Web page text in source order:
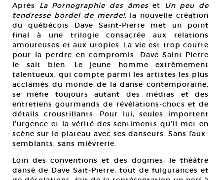
Après La Pornographie des âmeset
Un peu de
tendresse bordel de merde!, la nouvelle création
du québécois Dave Saint-Pierre met un point
final à une trilogie consacrée aux relations
amoureuses et aux utopies. La vie est trop courte
pour la perdre en compromis: Dave Saint-Pierre
le sait bien. Le jeune homme extrêmement
talentueux, qui compte parmi les artistes les plus
acclamés du monde de la danse contemporaine,
se méfie toujours autant des médias et des
entretiens gourmands de révélations-chocs et de
détails croustillants. Pour lui, seules importent
l’urgence et la vérité des sentiments qu’il met en
scène sur le plateau avec ses danseurs. Sans faux-
semblants, sans mièvrerie.
Loin des conventions et des dogmes, le théâtre
dansé de Dave Sait-Pierre, tout de fulgurances et